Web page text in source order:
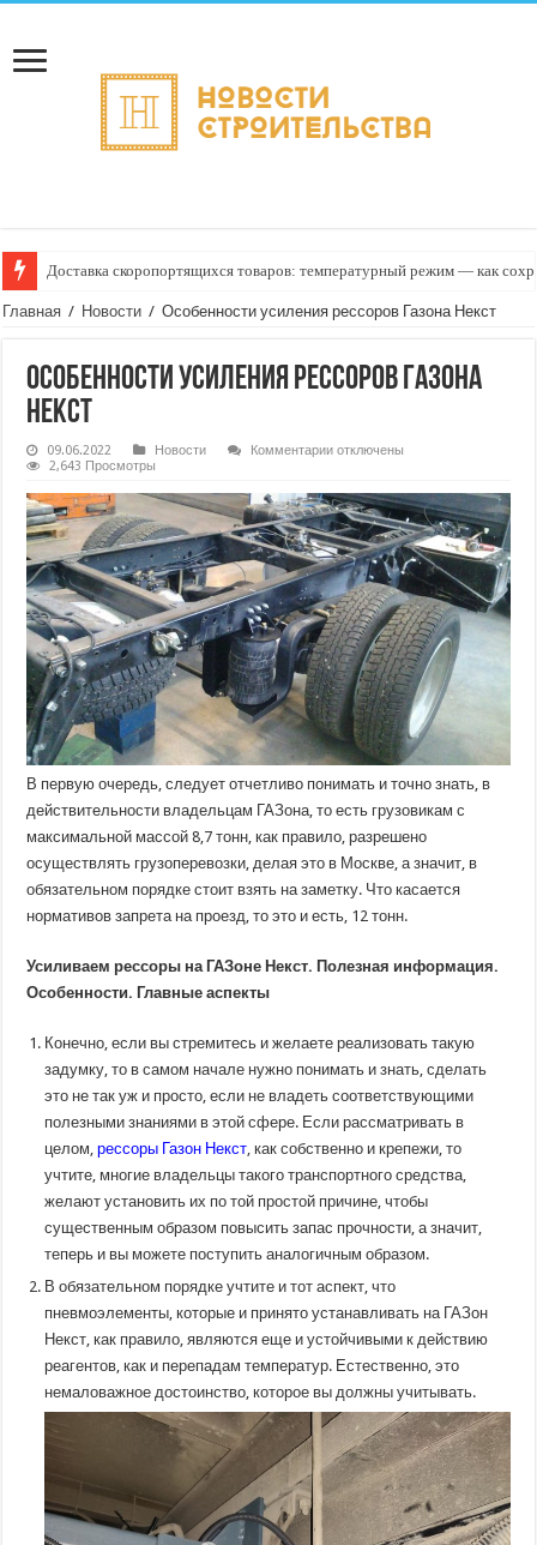
Доставка скоропортящихся товаров: температурный режим — как
Главная / Новости / Особенности усиления рессоров Газона Некст
Особенности усиления рессоров Газона
Некст
09.06.2022 Новости Комментариик
усиления
рессоров
Газона
Некст
отключены
2,643 Просмотры
В первую очередь, следует отчетливо понимать и точно знать, в
действительности владельцам ГАЗона, то есть грузовикам с
максимальной массой 8,7 тонн, как правило, разрешено
осуществлять грузоперевозки, делая это в Москве, а значит, в
обязательном порядке стоит взять на заметку. Что касается
нормативов запрета на проезд, то это и есть, 12 тонн.
Усиливаем рессоры на ГАЗоне Некст. Полезная информация.
Особенности. Главные аспекты
Конечно, если вы стремитесь и желаете реализовать такую
задумку, то в самом начале нужно понимать и знать, сделать
это не так уж и просто, если не владеть соответствующими
полезными знаниями в этой сфере. Если рассматривать в
целом,рессоры Газон Некст , как собственно и крепежи, то
учтите, многие владельцы такого транспортного средства,
желают установить их по той простой причине, чтобы
существенным образом повысить запас прочности, а значит,
теперь и вы можете поступить аналогичным образом.
В обязательном порядке учтите и тот аспект, что
пневмоэлементы, которые и принято устанавливать на ГАЗон
Некст, как правило, являются еще и устойчивыми к действию
реагентов, как и перепадам температур. Естественно, это
немаловажное достоинство, которое вы должны учитывать.